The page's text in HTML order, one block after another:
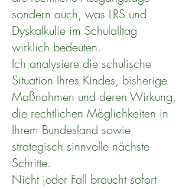
sondern auch, was LRS und
Dyskalkulie im Schulalltag
wirklich bedeuten.
Ich analysiere die schulische
Situation Ihres Kindes, bisherige
Maßnahmen und deren Wirkung,
die rechtlichen Möglichkeiten in
Ihrem Bundesland sowie
strategisch sinnvolle nächste
Schritte.
Nicht jeder Fall braucht sofort